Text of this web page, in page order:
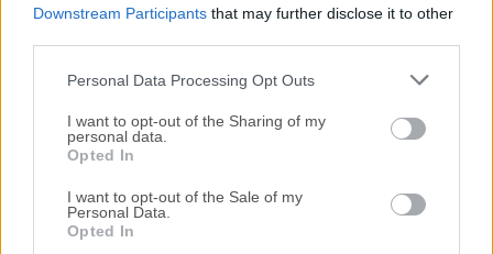
Downstream Participants that may further disclose it to other
Personal Data Processing Opt Outs
I want to opt-out of the Sharing of my
personal data.
Opted In
I want to opt-out of the Sale of my
Personal Data.
Opted In
Si tienes alguna pregunta o idea que desees compartir
con nosotros, dirígete a nuestrapágina de contactoy
háznoslo saber. ¡Valoramos tu opinión!